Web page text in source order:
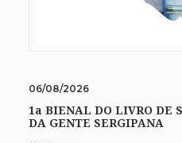
06/08/2026
1a BIENAL DO LIVRO DE
DA GENTE SERGIPANA